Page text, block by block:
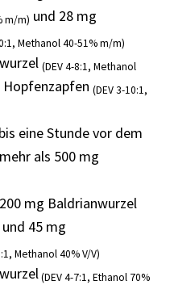
m/m) und 28 mg
Methanol 40-51% m/m)
(DEV 4-8:1, Methanol
Hopfenzapfen (DEV 3-10:1,
eine Stunde vor dem
als 500 mg
mg Baldrianwurzel
und 45 mg
Methanol 40% V/V)
(DEV 4-7:1, Ethanol 70%